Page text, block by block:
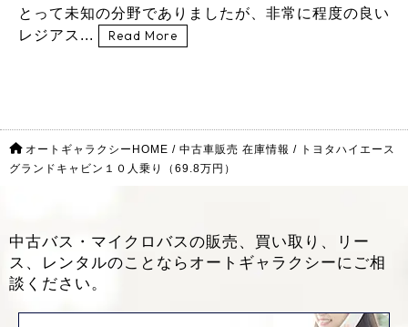
とって未知の分野でありましたが、非常に程度の良い
レジアス...
Read More
オートギャラクシーHOME / 中古車販売 在庫情報 / トヨタハイエース
グランドキャビン１０人乗り（69.8万円）
中古バス・マイクロバスの販売、買い取り、リー
ス、レンタルのことなら オートギャラクシーにご相
談ください。